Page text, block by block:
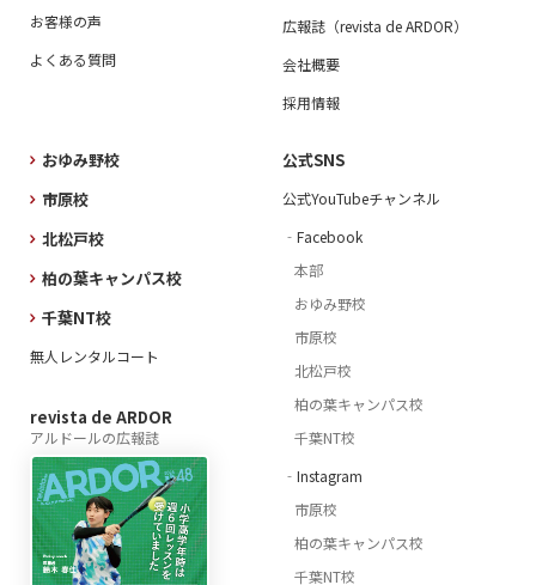
お客様の声
よくある質問
広報誌（revista de ARDOR）
会社概要
採用情報
おゆみ野校
市原校
北松戸校
柏の葉キャンパス校
千葉NT校
無人レンタルコート
revista de ARDOR
アルドールの広報誌
公式SNS
公式YouTubeチャンネル
‐Facebook
本部
おゆみ野校
市原校
北松戸校
柏の葉キャンパス校
千葉NT校
‐Instagram
市原校
柏の葉キャンパス校
千葉NT校